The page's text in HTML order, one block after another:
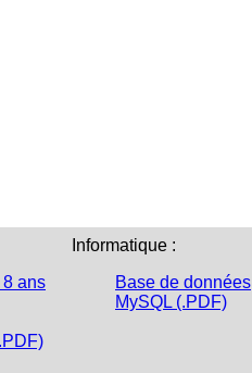
ans
Informatique :
Base de données
MySQL (.PDF)